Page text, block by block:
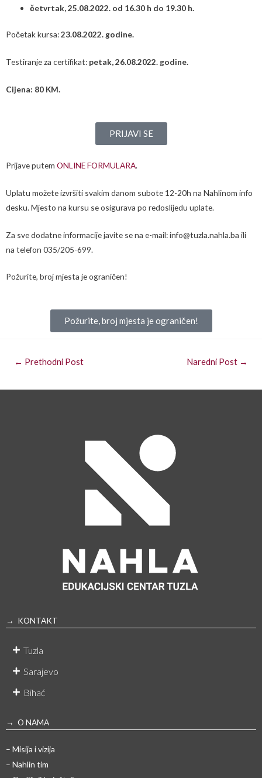
četvrtak, 25.08.2022. od 16.30 h do 19.30 h.
Početak kursa:23.08.2022. godine.
Testiranje za certifikat: petak, 26.08.2022. godine.
Cijena: 80 KM.
PRIJAVI SE
Prijave putem ONLINE FORMULARA.
Uplatu možete izvršiti svakim danom subote 12-20h na Nahlinom info
desku. Mjesto na kursu se osigurava po redoslijedu uplate.
Za sve dodatne informacije javite se na e-mail: info@tuzla.nahla.ba ili
na telefon 035/205-699.
Požurite, broj mjesta je ograničen!
Požurite, broj mjesta je ograničen!
← Prethodni Post Naredni Post →
→ KONTAKT
Tuzla
Sarajevo
Bihać
→ O NAMA
– Misija i vizija
– Nahlin tim